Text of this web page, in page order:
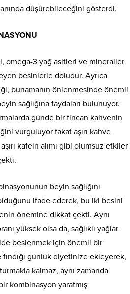
düşürebileceğini gösterdi.
omega-3 yağ asitleri ve mineraller
besinlerle doludur. Ayrıca
bunamanın önlenmesinde önemli
sağlığına faydaları bulunuyor.
günde bir fincan kahvenin
vurguluyor fakat aşırı kahve
kafein alımı gibi olumsuz etkiler
beyin sağlığını
ifade ederek, bu iki besini
önemine dikkat çekti. Aynı
yüksek olsa da, sağlıklı yağlar
beslenmek için önemli bir
günlük diyetinize ekleyerek,
kalmaz, aynı zamanda
kombinasyon yaratmış